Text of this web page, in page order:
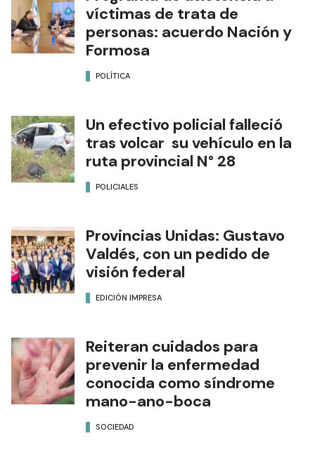
víctimas de trata de
personas: acuerdo Nación y
Formosa
POLÍTICA
Un efectivo policial falleció
tras volcar su vehículo en la
ruta provincial N° 28
POLICIALES
Provincias Unidas: Gustavo
Valdés, con un pedido de
visión federal
EDICIÓN IMPRESA
Reiteran cuidados para
prevenir la enfermedad
conocida como síndrome
mano-ano-boca
SOCIEDAD